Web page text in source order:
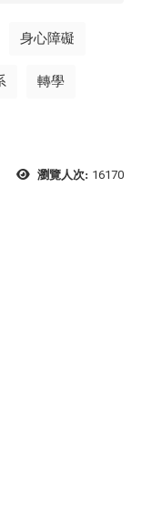
身心障礙
轉學
瀏覽人次: 16170